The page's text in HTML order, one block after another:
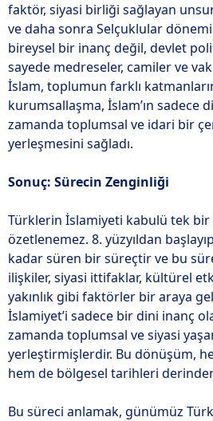
faktör, siyasi birliği sağlayan
ve daha sonra Selçuklular
bireysel bir inanç değil, devlet
sayede medreseler, camiler ve
İslam, toplumun farklı
kurumsallaşma, İslam’ın sadece
zamanda toplumsal ve idari bir
yerleşmesini sağladı.
Sonuç: Sürecin Zenginliği
Türklerin İslamiyeti kabulü tek
özetlenemez. 8. yüzyıldan
kadar süren bir süreçtir ve bu
ilişkiler, siyasi ittifaklar, kültürel
yakınlık gibi faktörler bir araya
İslamiyet’i sadece bir dini inanç
zamanda toplumsal ve siyasi
yerleştirmişlerdir. Bu dönüşüm,
hem de bölgesel tarihleri
Bu süreci anlamak, günümüz